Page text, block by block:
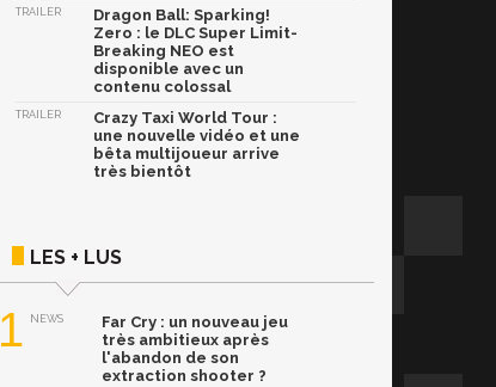
TRAILER
Dragon Ball: Sparking!
Zero : le DLC Super Limit-
Breaking NEO est
disponible avec un
contenu colossal
TRAILER
Crazy Taxi World Tour :
une nouvelle vidéo et une
bêta multijoueur arrive
très bientôt
LES + LUS
1 NEWS
Far Cry : un nouveau jeu
très ambitieux après
l'abandon de son
extraction shooter ?